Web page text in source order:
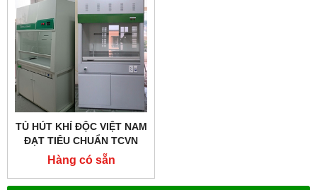
TỦ HÚT KHÍ ĐỘC VIỆT NAM
ĐẠT TIÊU CHUẨN TCVN
6914 – 2001
Hàng có sẵn